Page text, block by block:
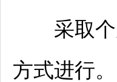
采取个
方式进行。